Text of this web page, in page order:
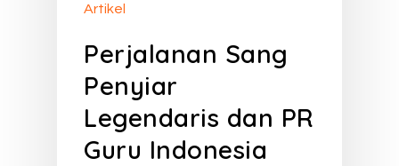
Artikel
Perjalanan Sang
Penyiar
Legendaris dan PR
Guru Indonesia